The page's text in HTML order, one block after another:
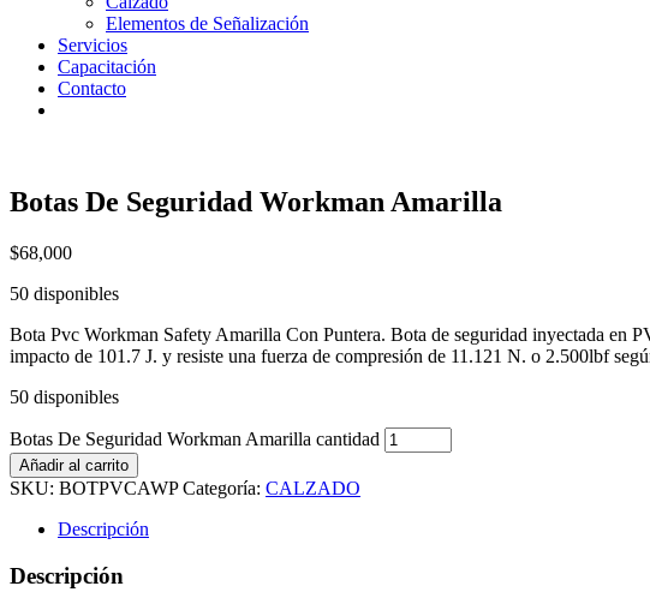
Elementos de Señalización
Servicios
Capacitación
Contacto
Botas De Seguridad Workman Amarilla
$68,000
50 disponibles
Bota Pvc Workman Safety Amarilla Con Puntera. Bota de seguridad inyectada en
impacto de 101.7 J. y resiste una fuerza de compresión de 11.121 N. o 2.500lbf
50 disponibles
Botas De Seguridad Workman Amarilla cantidad
Añadir al carrito
SKU: BOTPVCAWP Categoría: CALZADO
Descripción
Descripción